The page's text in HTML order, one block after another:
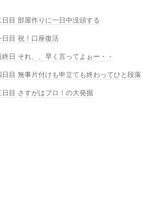
目 部屋作りに一日中没頭する
目 祝！口座復活
日 それ、、早く言ってよぉー・・
目 無事片付けも申立ても終わってひと段落
目 さすがはプロ！の大発掘